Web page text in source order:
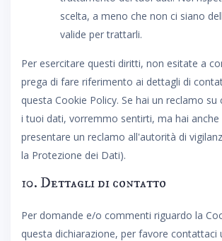
scelta, a meno che non ci siano
valide per trattarli.
Per esercitare questi diritti, non esitate a
prega di fare riferimento ai dettagli di
questa Cookie Policy. Se hai un reclamo
i tuoi dati, vorremmo sentirti, ma hai anche
presentare un reclamo all'autorità di
la Protezione dei Dati).
10. Dettagli di contatto
Per domande e/o commenti riguardo la
questa dichiarazione, per favore contattaci